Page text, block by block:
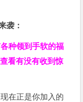
袭：
种领到手软的福
看有没有收到惊
现在正是你加入的